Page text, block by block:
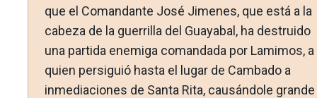
que el Comandante José Jimenes, que está a la
cabeza de la gue­rrilla del Guayabal, ha destruido
una partida enemiga comandada por Lamimos, a
quien persiguió hasta el lugar de Cam­bado a
inmediaciones de Santa Rita, causándole grande